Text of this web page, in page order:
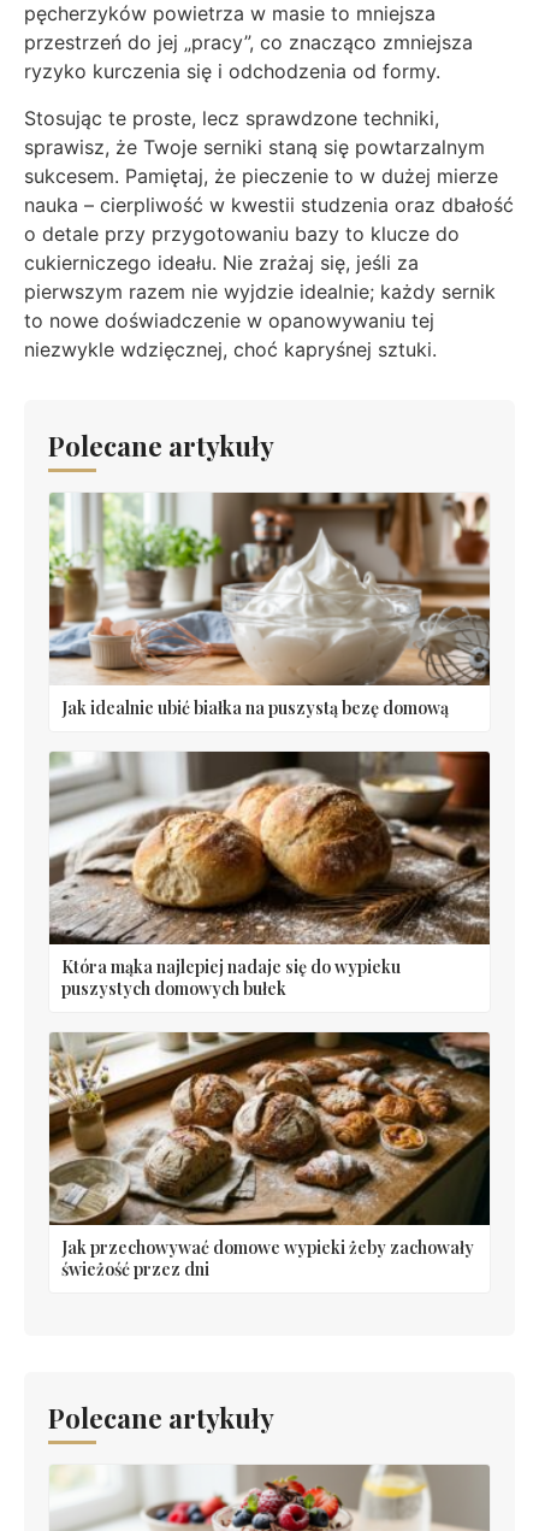
pęcherzyków powietrza w masie to mniejsza
przestrzeń do jej „pracy”, co znacząco zmniejsza
ryzyko kurczenia się i odchodzenia od formy.
Stosując te proste, lecz sprawdzone techniki,
sprawisz, że Twoje serniki staną się powtarzalnym
sukcesem. Pamiętaj, że pieczenie to w dużej mierze
nauka – cierpliwość w kwestii studzenia oraz dbałość
o detale przy przygotowaniu bazy to klucze do
cukierniczego ideału. Nie zrażaj się, jeśli za
pierwszym razem nie wyjdzie idealnie; każdy sernik
to nowe doświadczenie w opanowywaniu tej
niezwykle wdzięcznej, choć kapryśnej sztuki.
Polecane artykuły
Jak idealnie ubić białka na puszystą bezę domową
Która mąka najlepiej nadaje się do wypieku
puszystych domowych bułek
Jak przechowywać domowe wypieki żeby zachowały
świeżość przez dni
Polecane artykuły